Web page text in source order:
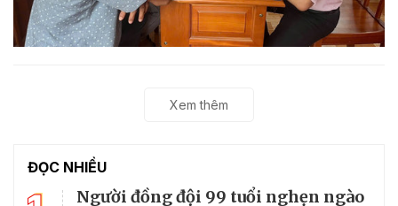
Xem thêm
ĐỌC NHIỀU
Người đồng đội 99 tuổi nghẹn ngào